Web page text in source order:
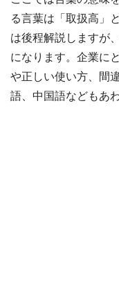
る言葉は「取扱高」
は後程解説しますが
になります。企業に
や正しい使い方、間
語、中国語などもあ